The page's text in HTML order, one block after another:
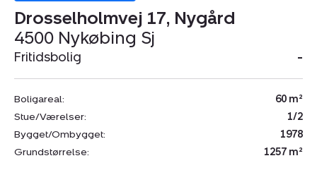
Drosselholmvej 17, Nygård
4500 Nykøbing Sj
Fritidsbolig -
Boligareal:
60 m²
Stue/Værelser:
1/2
Bygget/Ombygget:
1978
Grundstørrelse:
1257 m²